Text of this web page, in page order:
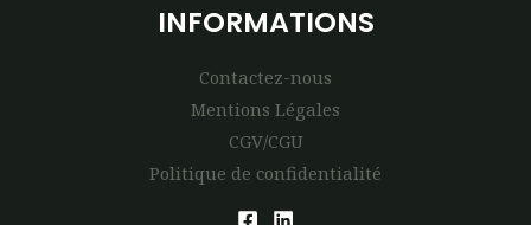
INFORMATIONS
Contactez-nous
Mentions Légales
CGV/CGU
Politique de confidentialité